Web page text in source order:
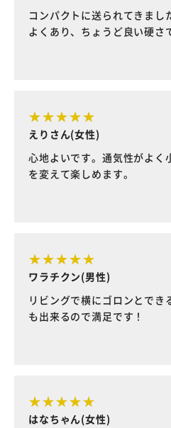
コンパクトに送られてきまし
よくあり、ちょうど良い硬さ
えりさん(女性)
心地よいです。通気性がよく
を変えて楽しめます。
ワラチクン(男性)
リビングで横にゴロンとでき
も出来るので満足です！
はなちゃん(女性)